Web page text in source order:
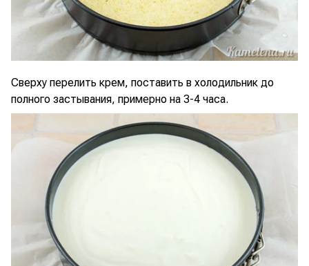
Сверху перелить крем, поставить в холодильник до
полного застывания, примерно на 3-4 часа.